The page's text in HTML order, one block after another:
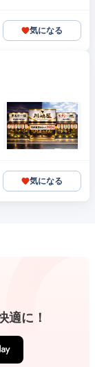
気になる
気になる
適に！